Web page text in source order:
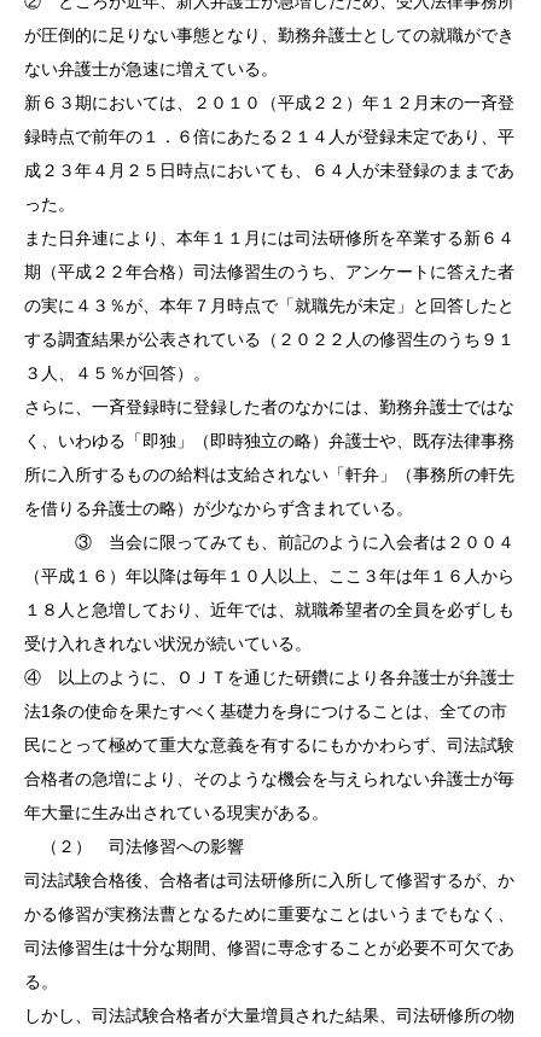
が圧倒的に足りない事態となり、勤務弁護士としての就職ができ
ない弁護士が急速に増えている。
新６３期においては、２０１０（平成２２）年１２月末の一斉登
録時点で前年の１．６倍にあたる２１４人が登録未定であり、平
成２３年４月２５日時点においても、６４人が未登録のままであ
った。
また日弁連により、本年１１月には司法研修所を卒業する新６４
期（平成２２年合格）司法修習生のうち、アンケートに答えた者
の実に４３％が、本年７月時点で「就職先が未定」と回答したと
する調査結果が公表されている（２０２２人の修習生のうち９１
３人、４５％が回答）。
さらに、一斉登録時に登録した者のなかには、勤務弁護士ではな
く、いわゆる「即独」（即時独立の略）弁護士や、既存法律事務
所に入所するものの給料は支給されない「軒弁」（事務所の軒先
を借りる弁護士の略）が少なからず含まれている。
③ 当会に限ってみても、前記のように入会者は２００４
（平成１６）年以降は毎年１０人以上、ここ３年は年１６人から
１８人と急増しており、近年では、就職希望者の全員を必ずしも
受け入れきれない状況が続いている。
④ 以上のように、ＯＪＴを通じた研鑽により各弁護士が弁護士
法1条の使命を果たすべく基礎力を身につけることは、全ての市
民にとって極めて重大な意義を有するにもかかわらず、司法試験
合格者の急増により、そのような機会を与えられない弁護士が毎
年大量に生み出されている現実がある。
（２ ） 司法修習への影響
司法試験合格後、合格者は司法研修所に入所して修習するが、か
かる修習が実務法曹となるために重要なことはいうまでもなく、
司法修習生は十分な期間、修習に専念することが必要不可欠であ
る。
しかし、司法試験合格者が大量増員された結果、司法研修所の物